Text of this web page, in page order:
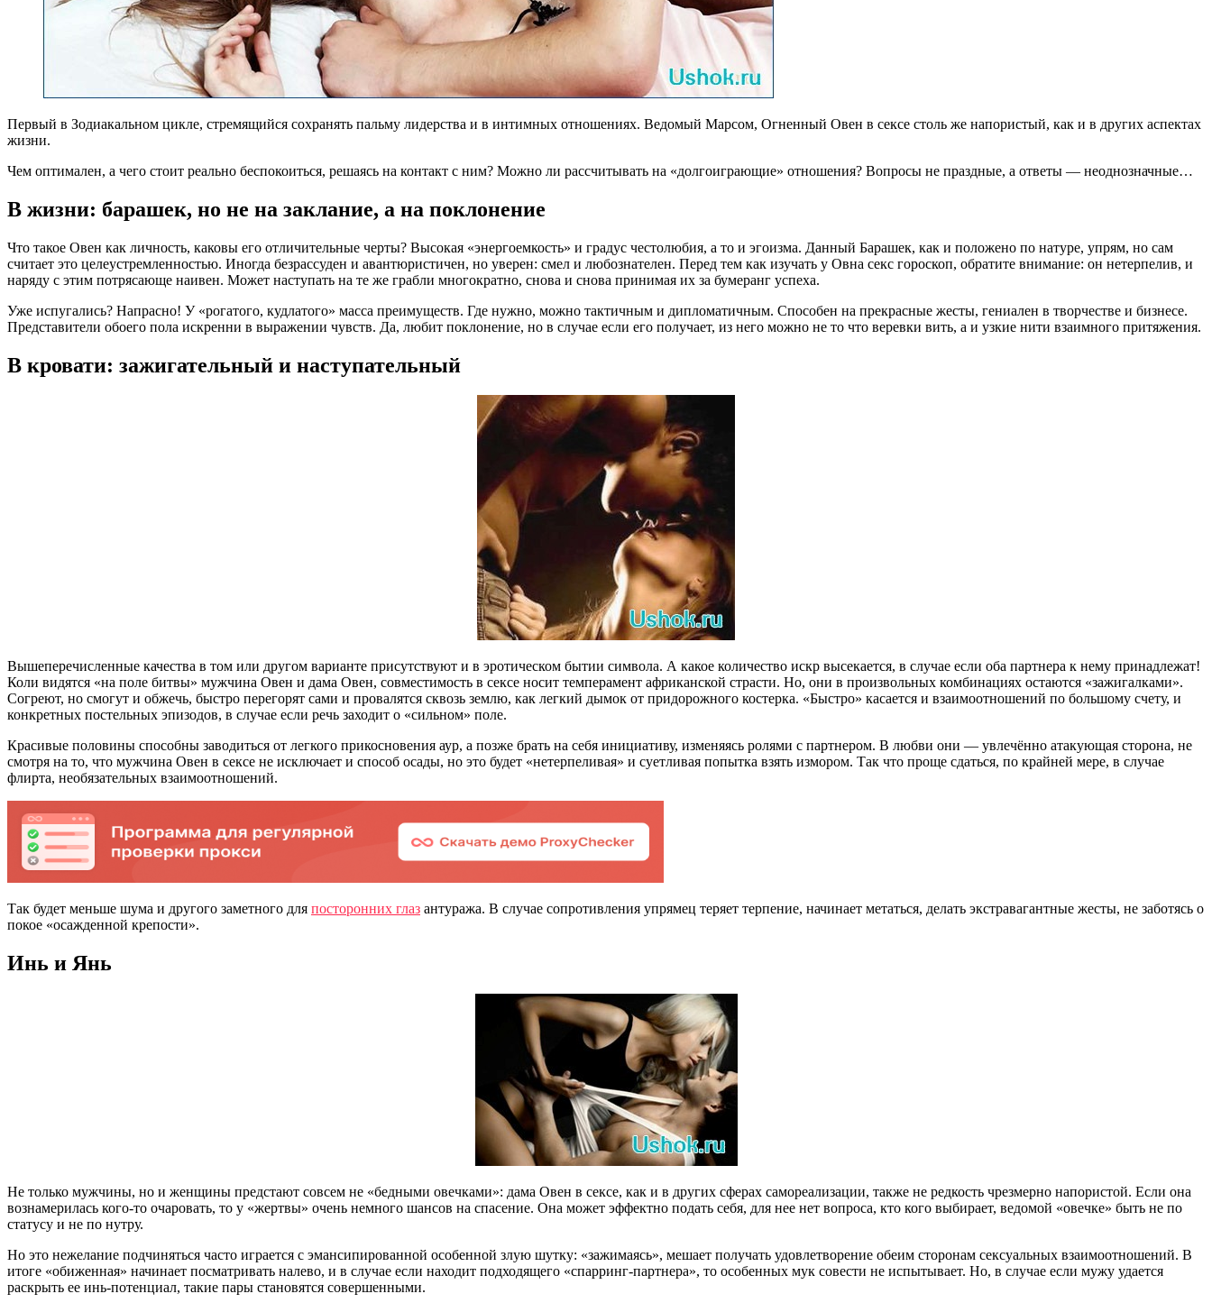
Первый в Зодиакальном цикле, стремящийся сохранять пальму лидерства и в интимных отношениях. Ведомый Марсом, Огненный Овен в сексе столь же напористый, как и в других аспектах
жизни.
Чем оптимален, а чего стоит реально беспокоиться, решаясь на контакт с ним? Можно ли рассчитывать на «долгоиграющие» отношения? Вопросы не праздные, а ответы — неоднозначные…
В жизни: барашек, но не на заклание, а на поклонение
Что такое Овен как личность, каковы его отличительные черты? Высокая «энергоемкость» и градус честолюбия, а то и эгоизма. Данный Барашек, как и положено по натуре, упрям, но сам
считает это целеустремленностью. Иногда безрассуден и авантюристичен, но уверен: смел и любознателен. Перед тем как изучать у Овна секс гороскоп, обратите внимание: он нетерпелив, и
наряду с этим потрясающе наивен. Может наступать на те же грабли многократно, снова и снова принимая их за бумеранг успеха.
Уже испугались? Напрасно! У «рогатого, кудлатого» масса преимуществ. Где нужно, можно тактичным и дипломатичным. Способен на прекрасные жесты, гениален в творчестве и бизнесе.
Представители обоего пола искренни в выражении чувств. Да, любит поклонение, но в случае если его получает, из него можно не то что веревки вить, а и узкие нити взаимного притяжения.
В кровати: зажигательный и наступательный
Вышеперечисленные качества в том или другом варианте присутствуют и в эротическом бытии символа. А какое количество искр высекается, в случае если оба партнера к нему принадлежат!
Коли видятся «на поле битвы» мужчина Овен и дама Овен, совместимость в сексе носит темперамент африканской страсти. Но, они в произвольных комбинациях остаются «зажигалками».
Согреют, но смогут и обжечь, быстро перегорят сами и провалятся сквозь землю, как легкий дымок от придорожного костерка. «Быстро» касается и взаимоотношений по большому счету, и
конкретных постельных эпизодов, в случае если речь заходит о «сильном» поле.
Красивые половины способны заводиться от легкого прикосновения аур, а позже брать на себя инициативу, изменяясь ролями с партнером. В любви они — увлечённо атакующая сторона, не
смотря на то, что мужчина Овен в сексе не исключает и способ осады, но это будет «нетерпеливая» и суетливая попытка взять измором. Так что проще сдаться, по крайней мере, в случае
флирта, необязательных взаимоотношений.
Так будет меньше шума и другого заметного для посторонних глаз антуража. В случае сопротивления упрямец теряет терпение, начинает метаться, делать экстравагантные жесты, не заботясь о
покое «осажденной крепости».
Инь и Янь
Не только мужчины, но и женщины предстают совсем не «бедными овечками»: дама Овен в сексе, как и в других сферах самореализации, также не редкость чрезмерно напористой. Если она
вознамерилась кого-то очаровать, то у «жертвы» очень немного шансов на спасение. Она может эффектно подать себя, для нее нет вопроса, кто кого выбирает, ведомой «овечке» быть не по
статусу и не по нутру.
Но это нежелание подчиняться часто играется с эмансипированной особенной злую шутку: «зажимаясь», мешает получать удовлетворение обеим сторонам сексуальных взаимоотношений. В
итоге «обиженная» начинает посматривать налево, и в случае если находит подходящего «спарринг-партнера», то особенных мук совести не испытывает. Но, в случае если мужу удается
раскрыть ее инь-потенциал, такие пары становятся совершенными.